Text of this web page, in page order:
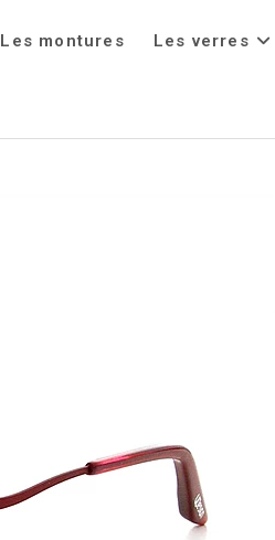
Les montures Les verres